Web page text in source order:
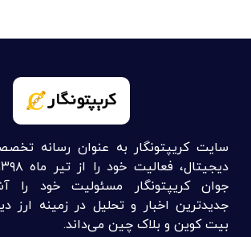
سایت کریپتونگار به عنوان رسانه
جوان کریپتونگار مسئولیت خود را
جدیدترین اخبار و تحلیل در زمینه ارز
بیت کوین و بلاک چین می‌داند.